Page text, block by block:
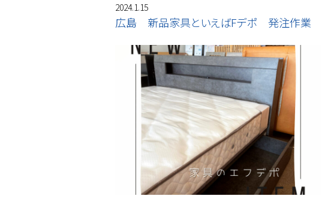
2024.1.15
広島 新品家具といえばFデポ 発注作業